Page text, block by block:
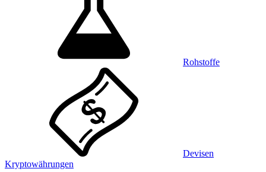
Rohstoffe
Devisen
Kryptowährungen